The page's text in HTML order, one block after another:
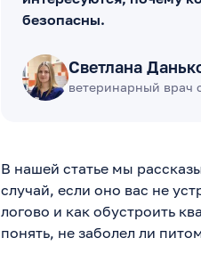
безопасны.
Светлана
ветеринарный врач
В нашей статье мы
случай, если оно вас не
логово и как обустроить
понять, не заболел ли